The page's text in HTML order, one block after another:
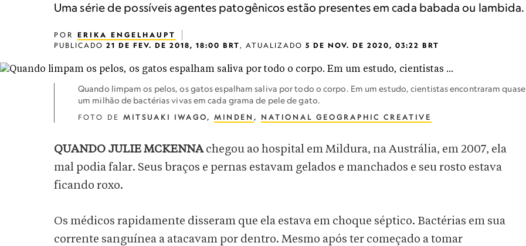
Uma série de possíveis agentes patogênicos estão presentes em cada babada ou lambida.
POR ERIKA ENGELHAUPT
PUBLICADO 21 DE FEV. DE 2018, 18:00 BRT, ATUALIZADO 5 DE NOV. DE 2020, 03:22 BRT
Quando limpam os pelos, os gatos espalham saliva por todo o corpo. Em um estudo, cientistas encontraram quase
um milhão de bactérias vivas em cada grama de pele de gato.
FOTO DE MITSUAKI IWAGO, MINDEN , NATIONAL GEOGRAPHIC CREATIVE
QUANDO JULIE MCKENNAchegou ao hospital em Mildura, na Austrália, em 2007, ela
mal podia falar. Seus braços e pernas estavam gelados e manchados e seu rosto estava
ficando roxo.
Os médicos rapidamente disseram que ela estava em choque séptico. Bactérias em sua
corrente sanguínea a atacavam por dentro. Mesmo após ter começado a tomar